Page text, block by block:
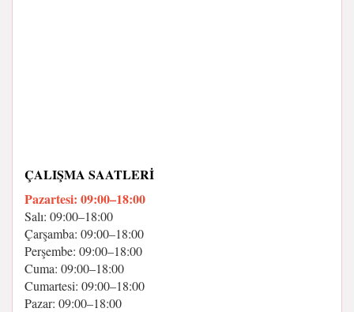
ÇALIŞMA SAATLERI
Pazartesi: 09:00–18:00
Salı: 09:00–18:00
Çarşamba: 09:00–18:00
Perşembe: 09:00–18:00
Cuma: 09:00–18:00
Cumartesi: 09:00–18:00
Pazar: 09:00–18:00